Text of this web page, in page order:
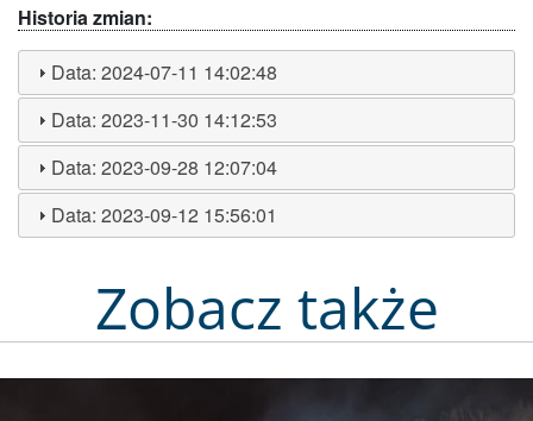
Historia zmian:
Data:2024-07-11 14:02:48
Data:2023-11-30 14:12:53
Data:2023-09-28 12:07:04
Data:2023-09-12 15:56:01
Zobacz także